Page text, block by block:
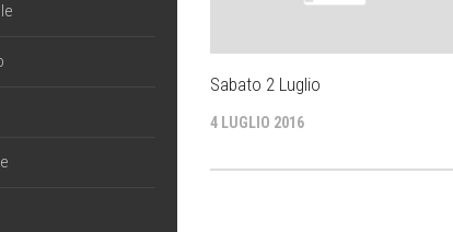
Sabato 2 Luglio
4 LUGLIO 2016